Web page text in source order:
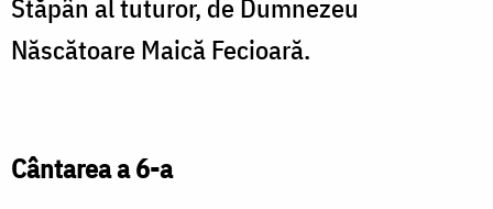
Stăpân al tuturor, de Dumnezeu
Născătoare Maică Fecioară.
Cântarea a 6-a